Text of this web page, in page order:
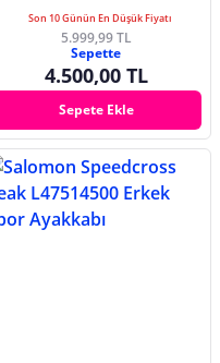
Son 10 Günün En Düşük Fiyatı
5.999,99 TL
Sepette
4.500,00 TL
Sepete Ekle